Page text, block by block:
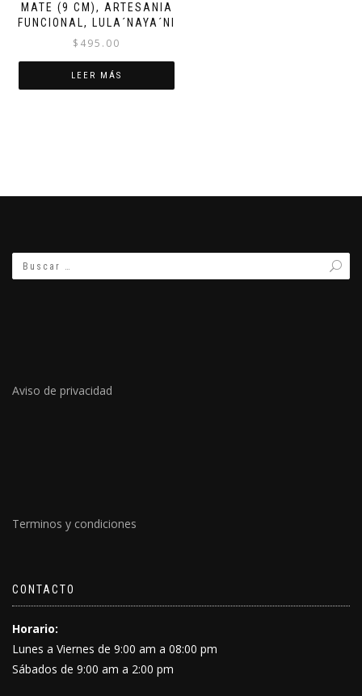
MATE (9 CM), ARTESANIA
FUNCIONAL, LULA´NAYA´NI
$ 495.00
LEER MÁS
Aviso de privacidad
Terminos y condiciones
CONTACTO
Horario:
Lunes a Viernes de 9:00 am a 08:00 pm
Sábados de 9:00 am a 2:00 pm